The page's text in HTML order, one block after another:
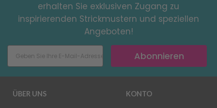
erhalten Sie exklusiven Zugang zu
inspirierenden Strickmustern und speziellen
Angeboten!
Abonnieren
ÜBER UNS KONTO